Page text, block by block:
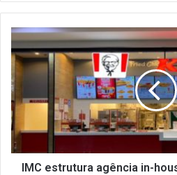
I
M
C
e
s
t
r
u
t
IMC estrutura agência in-